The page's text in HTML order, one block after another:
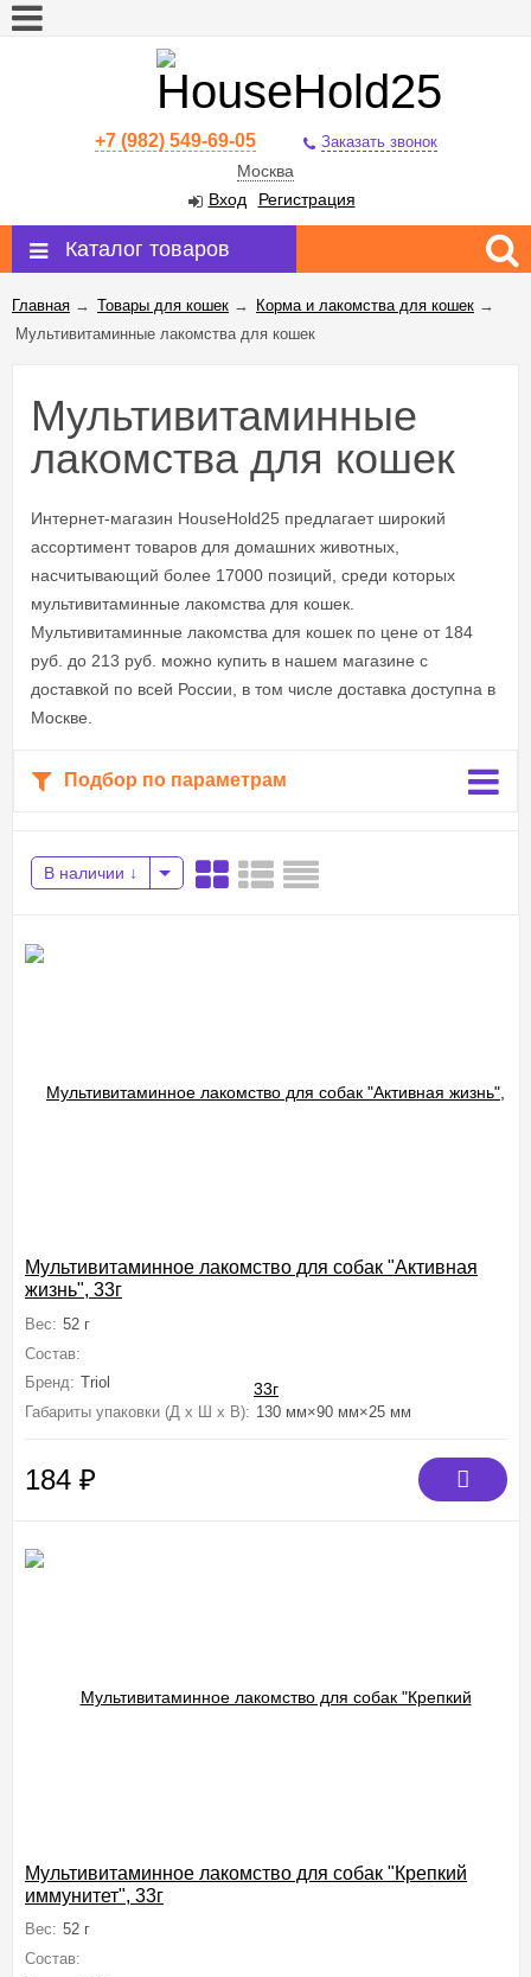
+7 (982) 549-69-05 Заказать звонок
Москва
Вход
Регистрация
Каталог товаров
Главная → Товары для кошек → Корма и лакомства для кошек →
Мультивитаминные лакомства для кошек
Мультивитаминные
лакомства для кошек
Интернет-магазин HouseHold25 предлагает широкий
ассортимент товаров для домашних животных,
насчитывающий более 17000 позиций, среди которых
мультивитаминные лакомства для кошек.
Мультивитаминные лакомства для кошек по цене от 184
руб. до 213 руб. можно купить в нашем магазине с
доставкой по всей России, в том числе доставка доступна в
Москве.
Подбор по параметрам
В наличии
Мультивитаминное лакомство для собак "Активная
жизнь", 33г
Вес: 52 г
Состав:
Бренд: Triol
Габариты упаковки (Д х Ш х В): 130 мм×90 мм×25 мм
184 ₽
Мультивитаминное лакомство для собак "Крепкий
иммунитет", 33г
Вес: 52 г
Состав: